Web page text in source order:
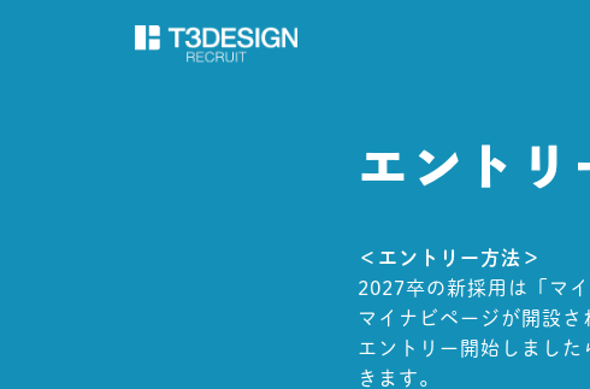
エントリ
＜エントリー方法＞
2027卒の新採用は「マ
マイナビページが開設さ
エントリー開始しまし
きます。